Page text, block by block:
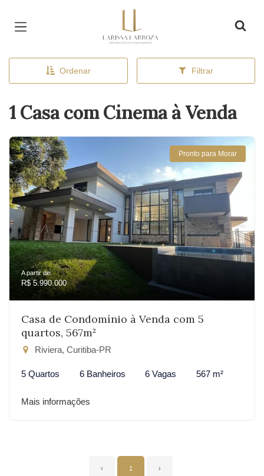
Ordenar Filtrar
1 Casa com Cinema à Venda
Pronto para Morar
A partir de:
R$ 5.990.000
Casa de Condomínio à Venda com 5
quartos, 567m²
Riviera, Curitiba-PR
5 Quartos 6 Banheiros 6 Vagas 567 m²
Mais informações
‹ 1 ›